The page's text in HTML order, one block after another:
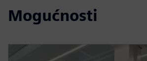
Mogućnosti